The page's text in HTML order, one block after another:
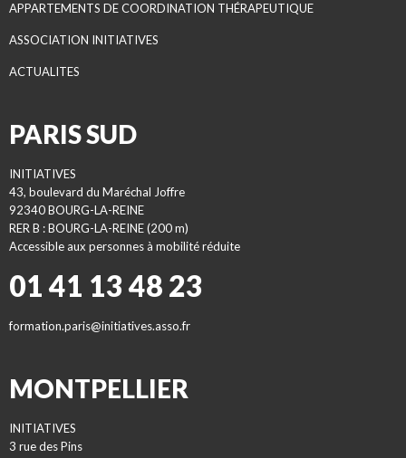
APPARTEMENTS DE COORDINATION THÉRAPEUTIQUE
ASSOCIATION INITIATIVES
ACTUALITES
PARIS SUD
INITIATIVES
43, boulevard du Maréchal Joffre
92340 BOURG-LA-REINE
RER B : BOURG-LA-REINE (200 m)
Accessible aux personnes à mobilité réduite
01 41 13 48 23
formation.paris@initiatives.asso.fr
MONTPELLIER
INITIATIVES
3 rue des Pins